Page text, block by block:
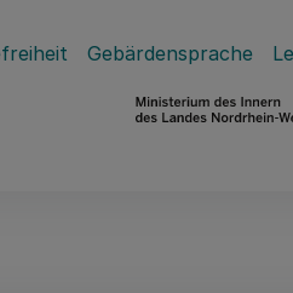
Gebärdensprache